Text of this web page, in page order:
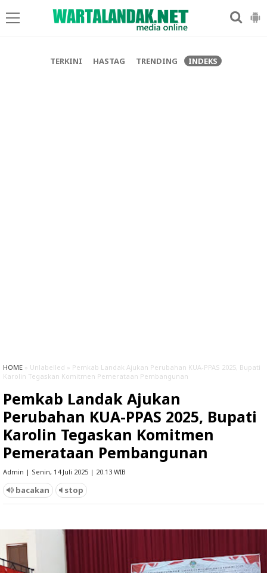
TERKINI HASTAG TRENDING INDEKS
HOME » Unlabelled » Pemkab Landak Ajukan Perubahan KUA-PPAS 2025, Bupati
Karolin Tegaskan Komitmen Pemerataan Pembangunan
Pemkab Landak Ajukan
Perubahan KUA-PPAS 2025, Bupati
Karolin Tegaskan Komitmen
Pemerataan Pembangunan
Admin | Senin, 14 Juli 2025 | 20.13 WIB
bacakan stop